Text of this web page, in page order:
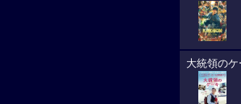
大統領のケ